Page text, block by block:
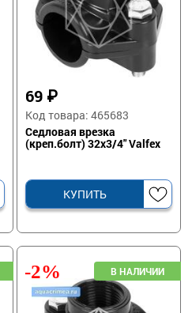
69 ₽
Код товара: 465683
Седловая врезка
(креп.болт) 32х3/4" Valfex
КУПИТЬ
-2%